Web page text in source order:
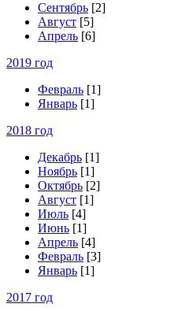
Сентябрь [2]
Август [5]
Апрель [6]
2019 год
Февраль [1]
Январь [1]
2018 год
Декабрь [1]
Ноябрь [1]
Октябрь [2]
Август [1]
Июль [4]
Июнь [1]
Апрель [4]
Февраль [3]
Январь [1]
2017 год